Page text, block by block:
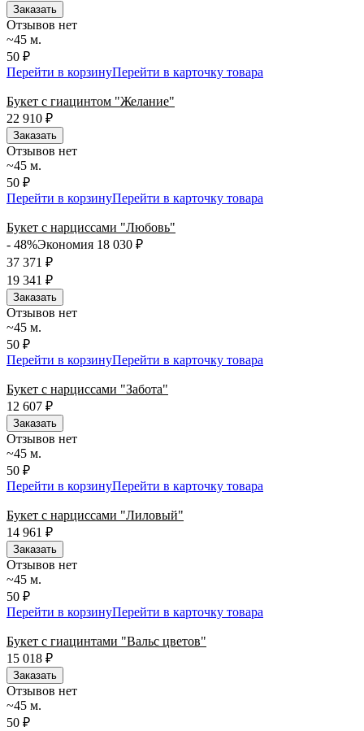
Заказать
Отзывов нет
~45 м.
50 ₽
Перейти в корзинуПерейти в карточку товара
Букет с гиацинтом "Желание"
22 910 ₽
Заказать
Отзывов нет
~45 м.
50 ₽
Перейти в корзинуПерейти в карточку товара
Букет с нарциссами "Любовь"
- 48%Экономия 18 030 ₽
37 371 ₽
19 341 ₽
Заказать
Отзывов нет
~45 м.
50 ₽
Перейти в корзинуПерейти в карточку товара
Букет с нарциссами "Забота"
12 607 ₽
Заказать
Отзывов нет
~45 м.
50 ₽
Перейти в корзинуПерейти в карточку товара
Букет с нарциссами "Лиловый"
14 961
₽
Заказать
Отзывов нет
~45 м.
50 ₽
Перейти в корзинуПерейти в карточку товара
Букет с гиацинтами "Вальс цветов"
15 018 ₽
Заказать
Отзывов нет
~45 м.
50 ₽